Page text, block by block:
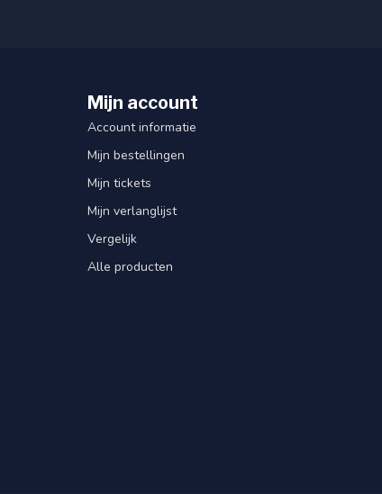
Mijn account
Account informatie
Mijn bestellingen
Mijn tickets
Mijn verlanglijst
Vergelijk
Alle producten